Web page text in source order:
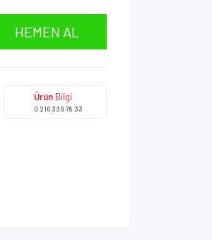
HEMEN AL
Ürün Bilgi
0 216 339 78 33